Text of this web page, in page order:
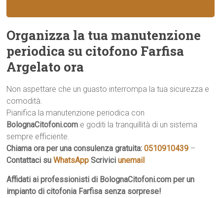
Organizza la tua manutenzione
periodica su citofono Farfisa
Argelato ora
Non aspettare che un guasto interrompa la tua sicurezza e
comodità.
Pianifica la manutenzione periodica con
BolognaCitofoni.com e goditi la tranquillità di un sistema
sempre efficiente.
Chiama ora per una consulenza gratuita:0510910439 –
Contattaci suWhatsApp Scriviciunemail
Affidati ai professionisti di BolognaCitofoni.com per un
impianto di citofonia Farfisa senza sorprese!